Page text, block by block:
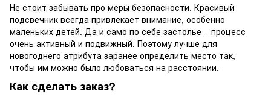
Не стоит забывать про меры безопасности. Красивый
подсвечник всегда привлекает внимание, особенно
маленьких детей. Да и само по себе застолье – процесс
очень активный и подвижный. Поэтому лучше для
новогоднего атрибута заранее определить место так,
чтобы им можно было любоваться на расстоянии.
Как сделать заказ?